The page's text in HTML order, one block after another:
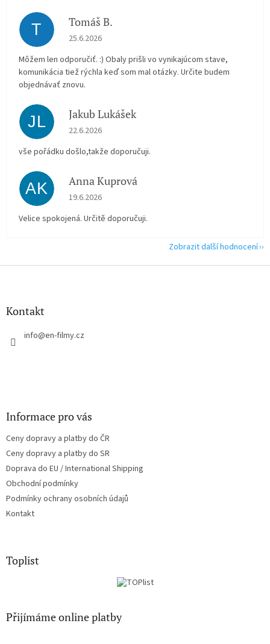
T Tomáš B.
Hodnocení obchodu je 5 z 5 hvězdiček.
25.6.2026
Môžem len odporučiť. :) Obaly prišli vo vynikajúcom stave,
komunikácia tiež rýchla keď som mal otázky. Určite budem
objednávať znovu.
JL Jakub Lukášek
Hodnocení obchodu je 5 z 5 hvězdiček.
22.6.2026
vše pořádku došlo,takže doporučuji.
AK Anna Kuprová
Hodnocení obchodu je 5 z 5 hvězdiček.
19.6.2026
Velice spokojená. Určitě doporučuji.
Zobrazit další hodnocení
Z
Kontakt
info@en-filmy.cz
Informace pro vás
Ceny dopravy a platby do ČR
Ceny dopravy a platby do SR
Doprava do EU / International Shipping
Obchodní podmínky
Podmínky ochrany osobních údajů
Kontakt
Toplist
Přijímáme online platby